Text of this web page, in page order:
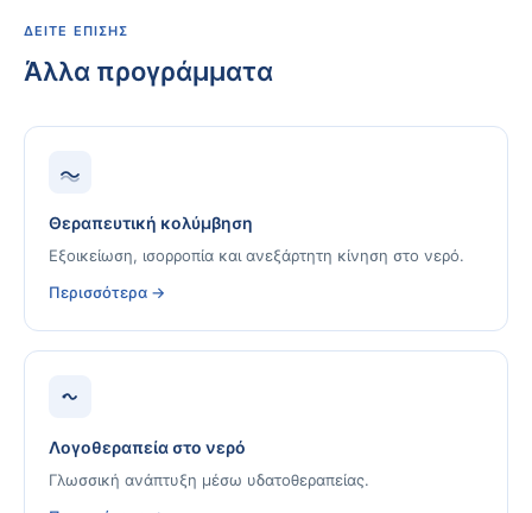
ΔΕΊΤΕ ΕΠΊΣΗΣ
Άλλα προγράμματα
Θεραπευτική κολύμβηση
Εξοικείωση, ισορροπία και ανεξάρτητη κίνηση στο νερό.
Περισσότερα →
Λογοθεραπεία στο νερό
Γλωσσική ανάπτυξη μέσω υδατοθεραπείας.